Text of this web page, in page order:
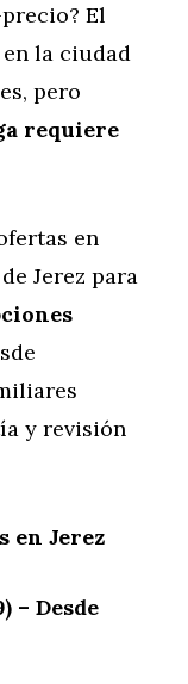
El
la ciudad
pero
requiere
en
Jerez para
y revisión
en Jerez
– Desde